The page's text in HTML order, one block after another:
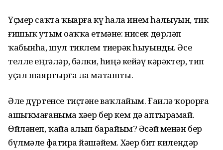
Үҫмер саҡта ҡыҙҙарға күҙ һала инем һалыуын, тик
ғишыҡ утым оҙаҡҡа етмәне: нисек дөрләп
ҡабынһа, шул тиклем тиҙерәк һыуынды. Әсе
телле еңгәләр, бәлки, һиңә кейәү кәрәктер, тип
уҫал шаяртырға ла маташты.
Әле дүртенсе тиҫтәне ваҡлайым. Ғаилә ҡорорға
ашыҡмағаныма хәҙер бер кем дә аптырамай.
Өйләнеп, ҡайҙа алып барайым? Әсәй менән бер
бүлмәле фатирҙа йәшәйем. Хәҙер бит килендәр